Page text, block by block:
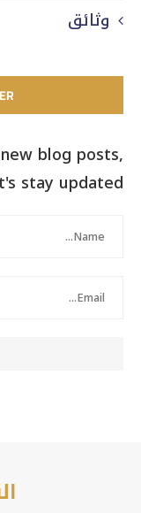
وثائق
blog posts,
stay updated!